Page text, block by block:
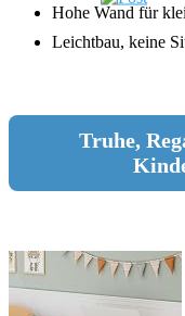
Hohe Wand für
Leichtbau, keine
Truhe,